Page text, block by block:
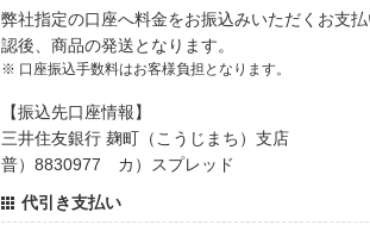
弊社指定の口座へ料金をお振込みいただくお支
認後、商品の発送となります。
※ 口座振込手数料はお客様負担となります。
【振込先口座情報】
三井住友銀行 麹町（こうじまち）支店
普）8830977 カ）スプレッド
代引き支払い